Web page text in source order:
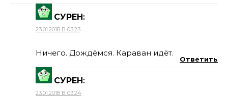
СУРЕН:
23.01.2018 В 03:23
Ничего. Дождёмся. Караван идёт.
Ответить
СУРЕН:
23.01.2018 В 03:24